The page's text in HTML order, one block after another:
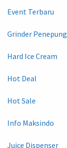
Event Terbaru
Grinder Penepung
Hard Ice Cream
Hot Deal
Hot Sale
Info Maksindo
Juice Dispenser